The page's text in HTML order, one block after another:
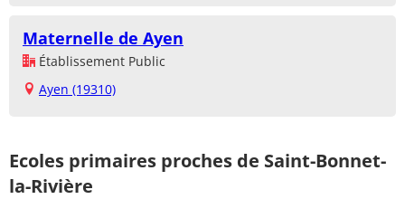
Maternelle de Ayen
Établissement Public
Ayen (19310)
Ecoles primaires proches de Saint-Bonnet-
la-Rivière